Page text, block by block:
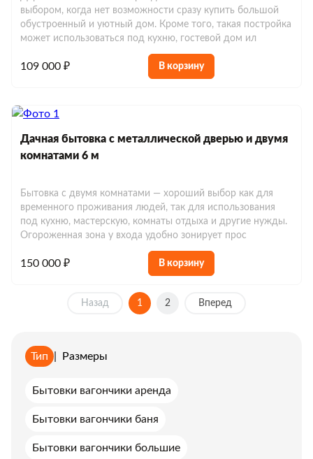
выбором, когда нет возможности сразу купить большой
обустроенный и уютный дом. Кроме того, такая постройка
может использоваться под кухню, гостевой дом ил
109 000 ₽ В корзину
Дачная бытовка с металлической дверью и двумя
комнатами 6 м
Бытовка с двумя комнатами — хороший выбор как для
временного проживания людей, так для использования
под кухню, мастерскую, комнаты отдыха и другие нужды.
Огороженная зона у входа удобно зонирует прос
150 000 ₽ В корзину
Назад 1 2 Вперед
Тип Размеры
Бытовки вагончики аренда
Бытовки вагончики баня
Бытовки вагончики большие